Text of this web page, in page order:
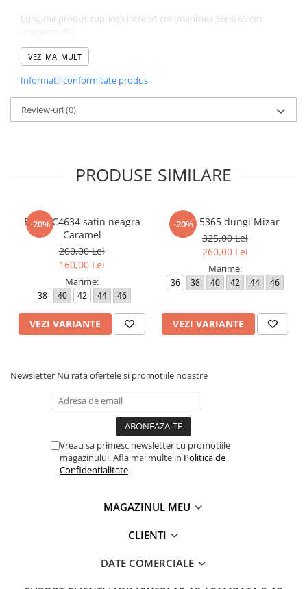
Lungime produs cuprinsa intre 61 cm (marimea 36) si 65 cm
Atentie! Nuanta produsului poate diferi usor, in functie de
VEZI MAI MULT
Informatii conformitate produs
Review-uri(0)
PRODUSE SIMILARE
-20%
Bluza C4634 satin neagra
Caramel
200,00 Lei
160,00 Lei
Marime:
38 40 42 44 46
VEZI VARIANTE
-20%
Bluza 5365 dungi Mizar
325,00 Lei
260,00 Lei
Marime:
36 38 40 42 44 46
VEZI VARIANTE
Newsletter Nu rata ofertele si promotiile noastre
Vreau sa primesc newsletter cu promotiile
magazinului. Afla mai multe in Politica de
Confidentialitate
MAGAZINUL MEU
CLIENTI
DATE COMERCIALE